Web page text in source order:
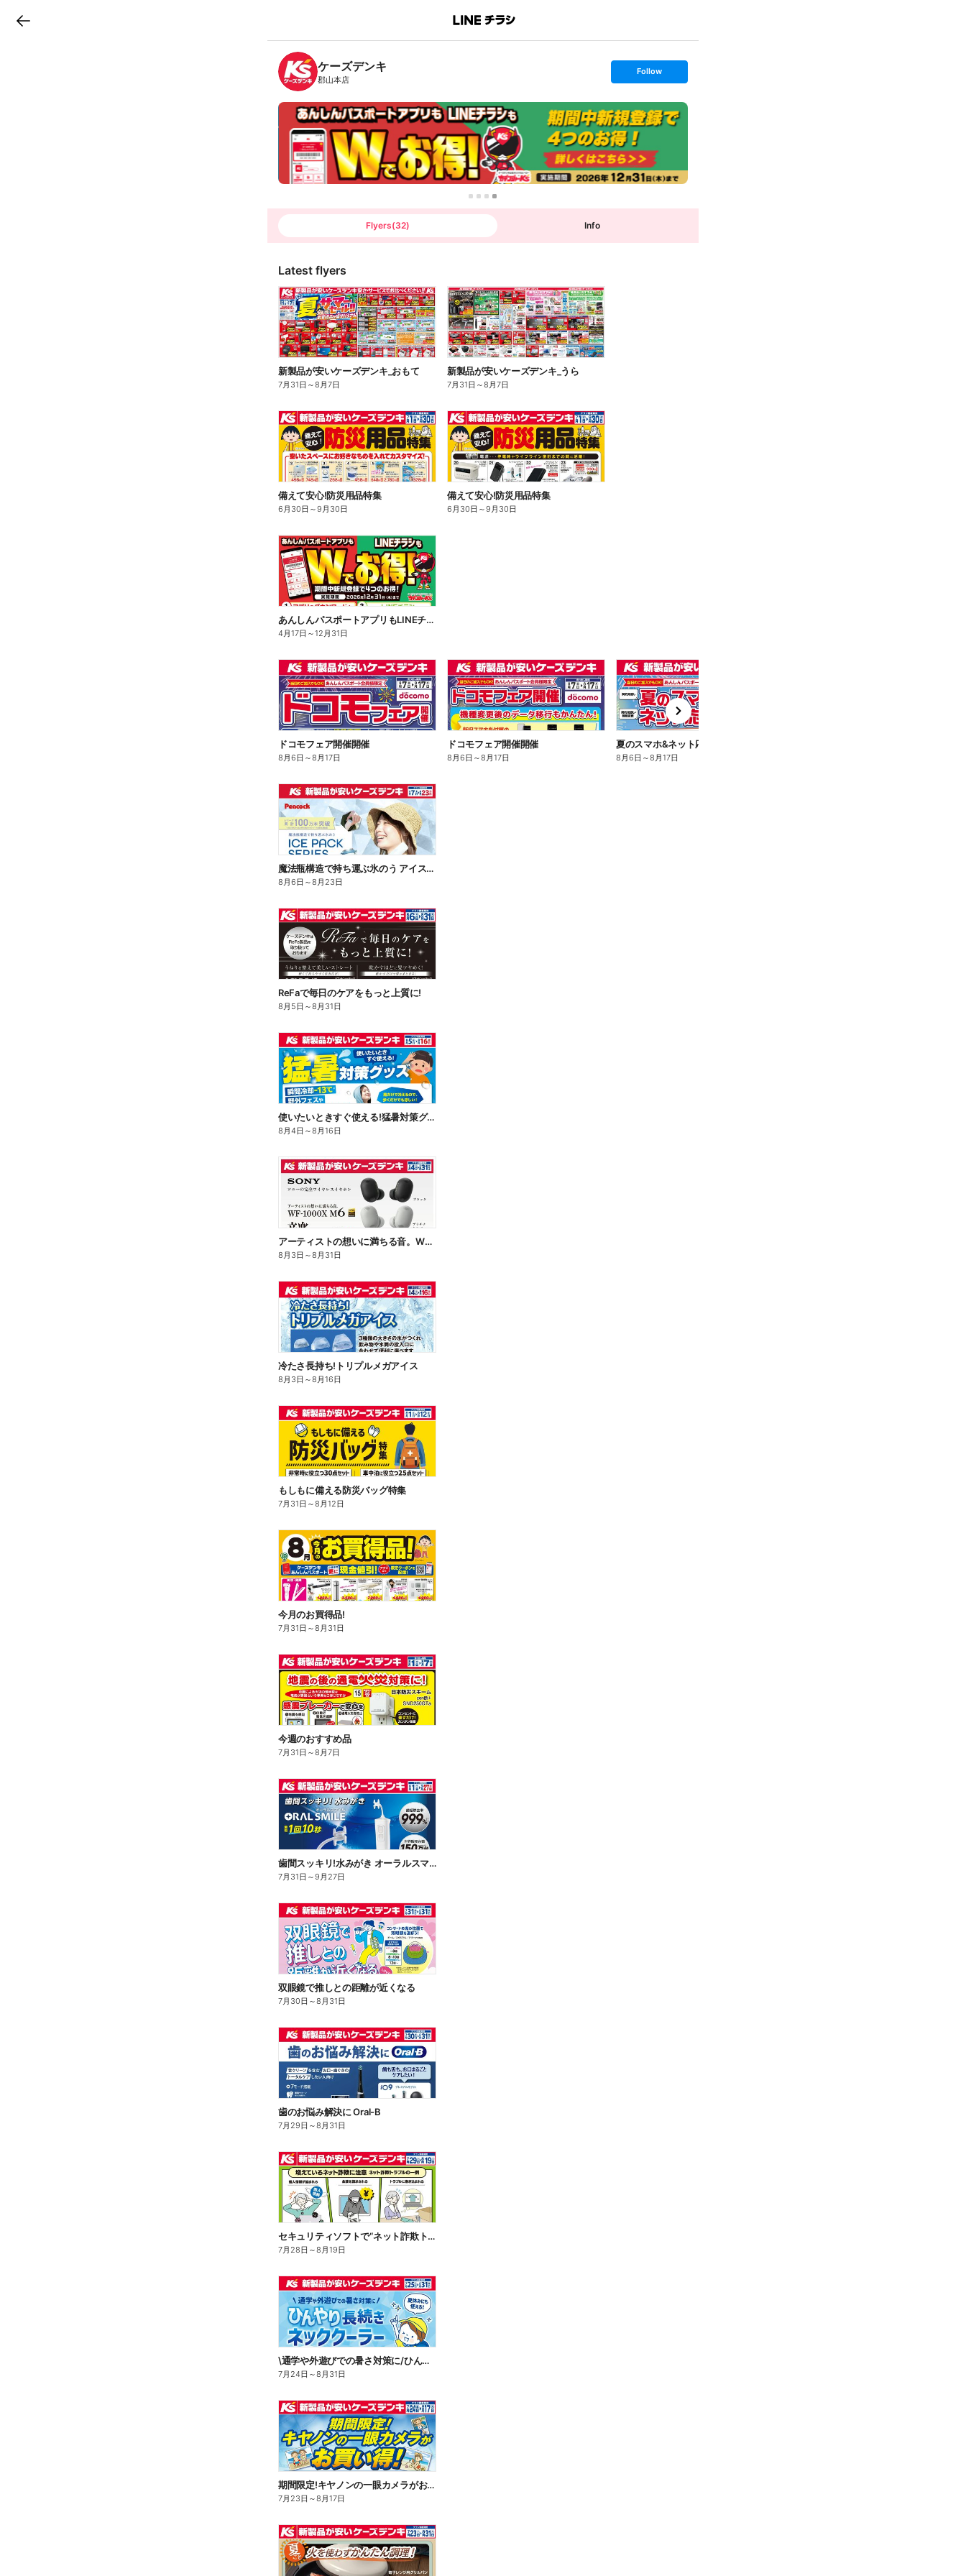
B
n
c
h
T
ケーズデンキ
郡山本店
s
t
o
l
l
o
w
Follow
Flyers(32) Info
Latest flyers
新製品が安いケーズデンキ_おもて
7月31日 ～8月7日
新製品が安いケーズデンキ_うら
7月31日 ～8月7日
備えて安心!防災用品特集
6月30日 ～9月30日
備えて安心!防災用品特集
6月30日 ～9月30日
あんしんパスポートアプリもLINEチラシもWでお得!
4月17日 ～12月31日
ドコモフェア開催開催
8月6日 ～8月17日
ドコモフェア開催開催
8月6日 ～8月17日
夏のスマホ&ネット応援フェア
8月6日 ～8月17日
n
e
x
t
魔法瓶構造で持ち運ぶ氷のう アイスパックシリーズ
8月6日 ～8月23日
ReFaで毎日のケアをもっと上質に!
8月5日 ～8月31日
使いたいときすぐ使える!猛暑対策グッズ
8月4日 ～8月16日
アーティストの想いに満ちる音。WF-1000X M6
8月3日 ～8月31日
冷たさ長持ち!トリプルメガアイス
8月3日 ～8月16日
もしもに備える防災バッグ特集
7月31日 ～8月12日
今月のお買得品!
7月31日 ～8月31日
今週のおすすめ品
7月31日 ～8月7日
歯間スッキリ!水みがき オーラルスマイル
7月31日 ～9月27日
双眼鏡で推しとの距離が近くなる
7月30日 ～8月31日
歯のお悩み解決に Oral-B
7月29日 ～8月31日
セキュリティソフトで“ネット詐欺トラブル”から守る!
7月28日 ～8月19日
\通学や外遊びでの暑さ対策に/ひんやり長続きネッククーラー
7月24日 ～8月31日
期間限定!キヤノンの一眼カメラがお買い得!
7月23日 ～8月17日